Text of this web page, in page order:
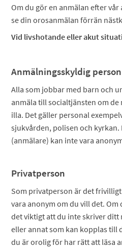
Om du gör en anmälan efter
se din orosanmälan förrän
Vid livshotande eller akut
Anmälningsskyldig person
Alla som jobbar med barn och
anmäla till socialtjänsten om
illa. Det gäller personal
sjukvården, polisen och kyrkan.
(anmälare) kan inte vara
Privatperson
Som privatperson är det
vara anonym om du vill det.
det viktigt att du inte skriver
eller annat som kan kopplas till
du är orolig för har rätt att läsa